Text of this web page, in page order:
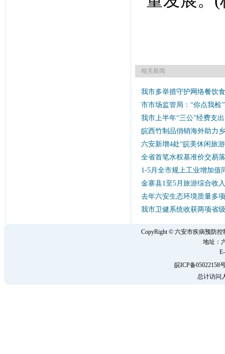
相关新闻
我市多举措守护网络餐饮
市市场监管局：“你点我检
我市上半年“三公”经费支
皖西竹制品俏销海外助力
六安新增4处“皖美休闲旅
全省首笔水权基准价交易
1-5月全市规上工业增加值
金寨县1至5月旅游综合收
去年六安生态环境质量多
我市卫健系统收获两项省
CopyRight © 六安市疾病预防
地址：
皖ICP备05022158
总计访问